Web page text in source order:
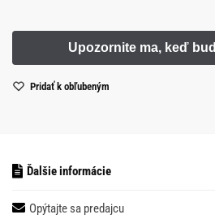
Pridať k obľubeným
Ďalšie informácie
Opýtajte sa predajcu